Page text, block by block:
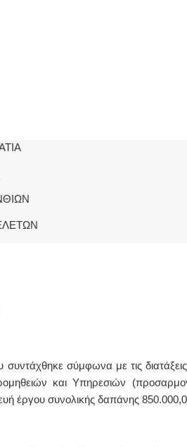
σύμφωνα με τις
και Υπηρεσιών
έργου συνολικής δαπάνης